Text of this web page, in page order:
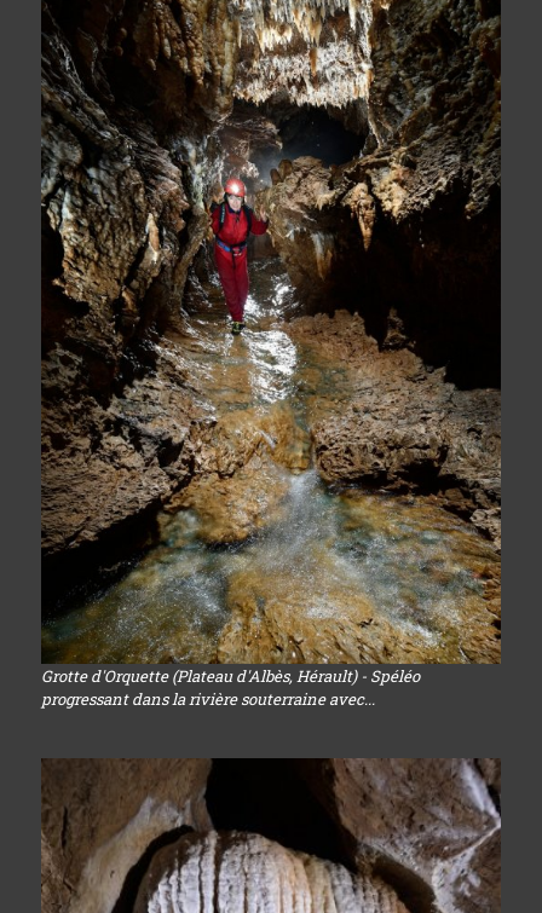
Grotte d'Orquette (Plateau d'Albès, Hérault) - Spéléo
progressant dans la rivière souterraine avec...